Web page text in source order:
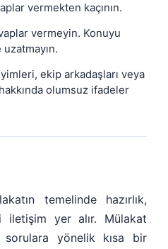
vermekten kaçının.
vermeyin. Konuyu
ekip arkadaşları veya
olumsuz ifadeler
temelinde hazırlık,
yer alır. Mülakat
sorulara yönelik kısa bir